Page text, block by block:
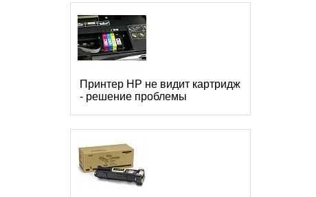
Принтер HP не видит картридж
- решение проблемы